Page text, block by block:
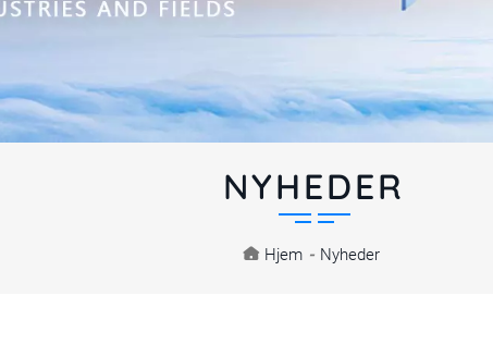
NYHEDER
Hjem - Nyheder